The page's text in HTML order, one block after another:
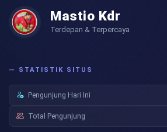
Mastio Kdr
Terdepan & Terpercaya
— STATISTIK SITUS
Pengunjung Hari Ini
Total Pengunjung